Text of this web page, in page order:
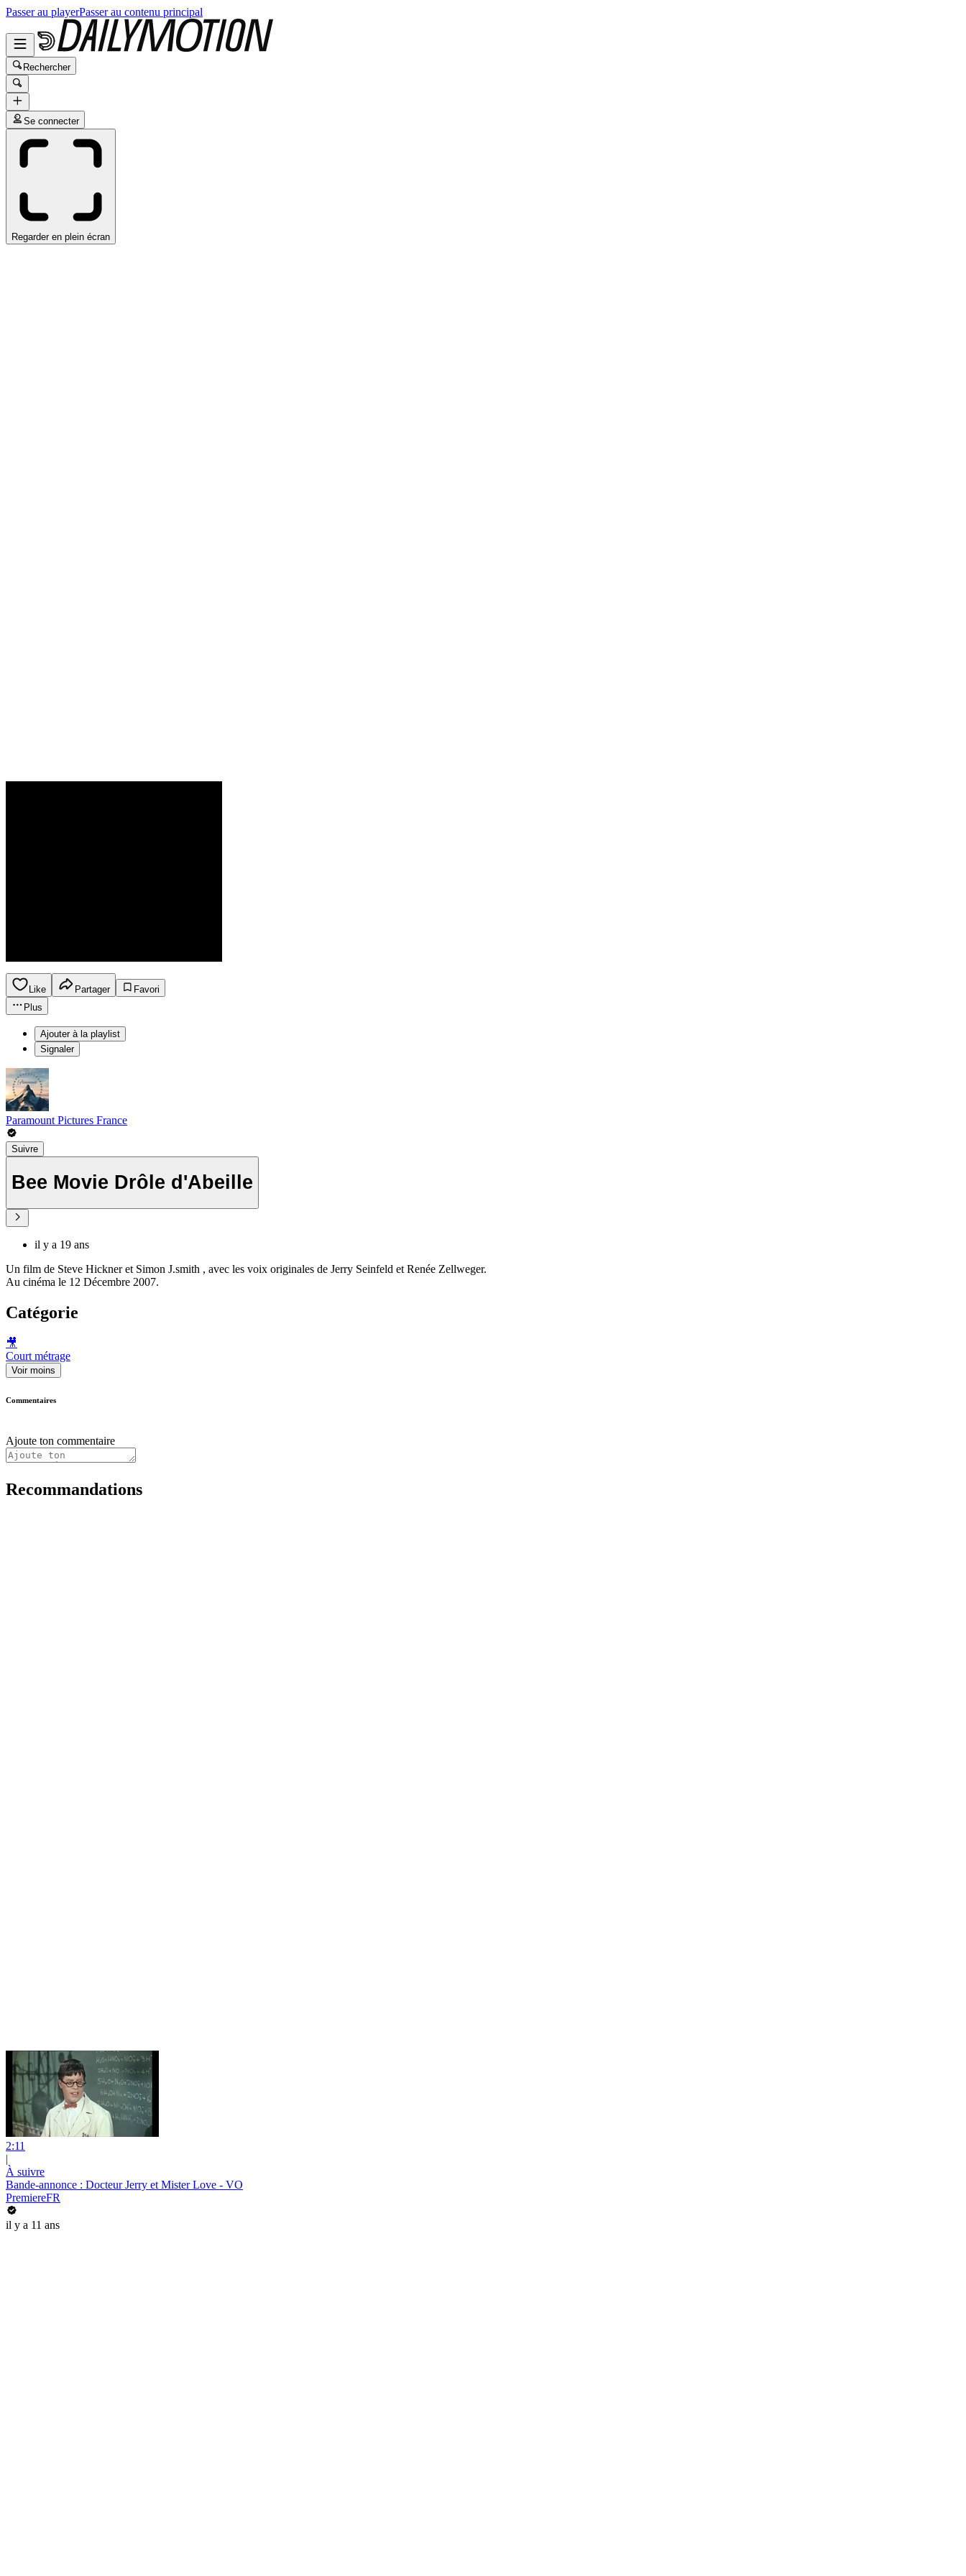
Passer au playerPasser au contenu principal
Rechercher
Se connecter
Regarder en plein écran
Like Partager
Favori
Plus
Ajouter à la playlist
Signaler
Paramount Pictures France
Suivre
Bee Movie Drôle d'Abeille
il y a 19 ans
Un film de Steve Hickner et Simon J.smith , avec les voix originales de Jerry Seinfeld et Renée Zellweger.
Au cinéma le 12 Décembre 2007.
Catégorie
🎥
Court métrage
Voir moins
Commentaires
Ajoute ton commentaire
Recommandations
2:11
|
À suivre
Bande-annonce : Docteur Jerry et Mister Love - VO
PremiereFR
il y a 11 ans